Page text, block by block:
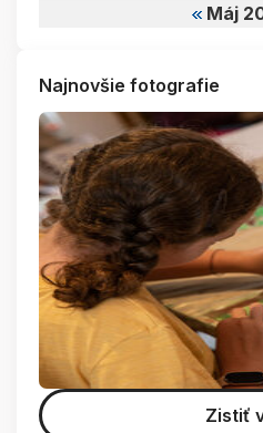
Máj
Najnovšie fotografie
Zistiť